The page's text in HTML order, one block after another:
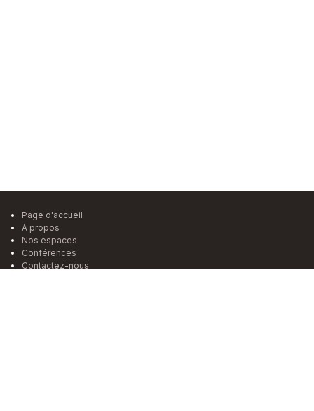
Page d'accueil
A propos
Nos espaces
Conférences
Contactez-nous